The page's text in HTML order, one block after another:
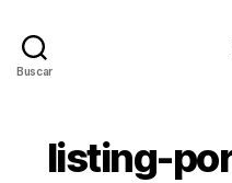
Buscar
listing-